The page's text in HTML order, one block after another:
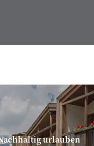
urlauben